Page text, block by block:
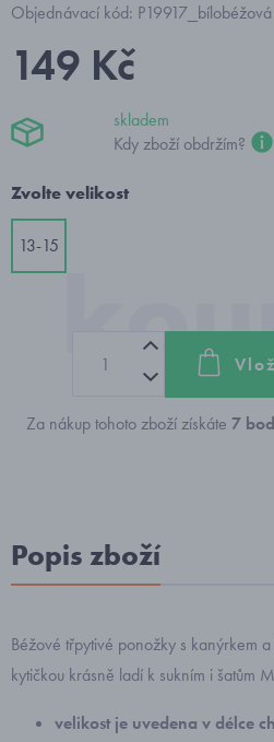
Objednávací kód: P19917_bílobéžová
149 Kč
skladem
Kdy zboží obdržím?
Zvolte velikost
13-15
Za nákup tohoto zboží získáte 7
Popis zboží
Béžové třpytivé ponožky s kanýrkem
kytičkou krásně ladí k sukním i šatům
velikost je uvedena v délce